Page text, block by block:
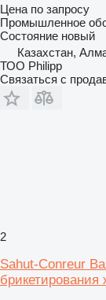
Цена по запросу
Промышленное
Состояние новый
Казахстан,
ТОО Philipp
Связаться с
2
Sahut-Conreur
брикетирования